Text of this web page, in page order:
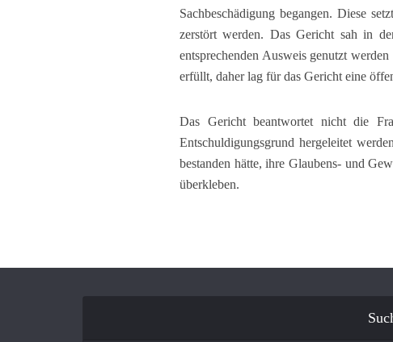
Sachbeschädigung begangen. Diese
zerstört werden. Das Gericht sah in
entsprechenden Ausweis genutzt
erfüllt, daher lag für das Gericht eine
Das Gericht beantwortet nicht die
Entschuldigungsgrund hergeleitet
bestanden hätte, ihre Glaubens- und
überkleben.